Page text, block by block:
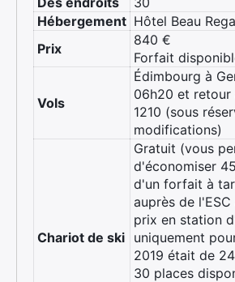
Hébergement Hôtel Beau
Prix
840 €
Forfait
Vols
Édimbourg à
06h20 et retour
1210 (sous
modifications)
Chariot de ski
Gratuit (vous
d'économiser
d'un forfait à
auprès de
prix en station
uniquement
2019 était de
30 places